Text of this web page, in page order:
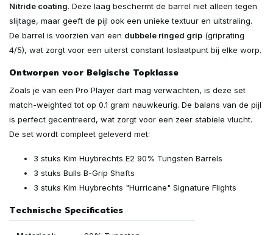
Nitride coating. Deze laag beschermt de barrel niet alleen tegen
slijtage, maar geeft de pijl ook een unieke textuur en uitstraling.
De barrel is voorzien van een dubbele ringed grip (griprating
4/5), wat zorgt voor een uiterst constant loslaatpunt bij elke worp.
Ontworpen voor Belgische Topklasse
Zoals je van een Pro Player dart mag verwachten, is deze set
match-weighted tot op 0.1 gram nauwkeurig. De balans van de pijl
is perfect gecentreerd, wat zorgt voor een zeer stabiele vlucht.
De set wordt compleet geleverd met:
3 stuks Kim Huybrechts E2 90% Tungsten Barrels
3 stuks Bulls B-Grip Shafts
3 stuks Kim Huybrechts "Hurricane" Signature Flights
Technische Specificaties